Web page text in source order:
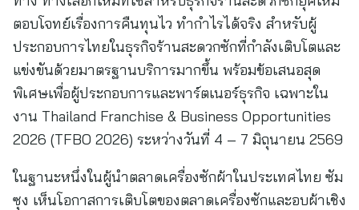
ตอบโจทย์เรื่องการคืนทุนไว ทำกำไรได้จริง สำหรับผู้
ประกอบการไทยในธุรกิจร้านสะดวกซักที่กำลังเติบโตและ
แข่งขันด้วยมาตรฐานบริการมากขึ้น พร้อมข้อเสนอสุด
พิเศษเพื่อผู้ประกอบการและพาร์ตเนอร์ธุรกิจ เฉพาะใน
งาน Thailand Franchise & Business Opportunities
2026 (TFBO 2026) ระหว่างวันที่ 4 – 7 มิถุนายน 2569
ในฐานะหนึ่งในผู้นำตลาดเครื่องซักผ้าในประเทศไทย ซัม
ซุง เห็นโอกาสการเติบโตของตลาดเครื่องซักและอบผ้าเชิง